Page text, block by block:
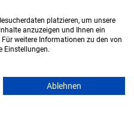
Studium (Internationale
platzieren, um unsere
anzuzeigen und Ihnen ein
weitere Informationen zu den von
Einstellungen.
Ablehnen